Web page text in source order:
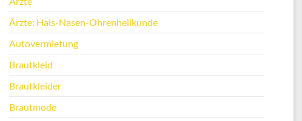
Ärzte: Hals-Nasen-Ohrenheilkunde
Autovermietung
Brautkleid
Brautkleider
Brautmode